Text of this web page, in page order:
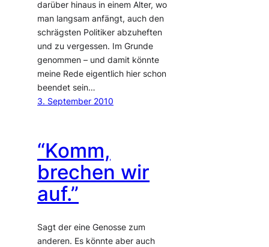
darüber hinaus in einem Alter, wo
man langsam anfängt, auch den
schrägsten Politiker abzuheften
und zu vergessen. Im Grunde
genommen – und damit könnte
meine Rede eigentlich hier schon
beendet sein…
3. September 2010
“Komm,
brechen wir
auf.”
Sagt der eine Genosse zum
anderen. Es könnte aber auch